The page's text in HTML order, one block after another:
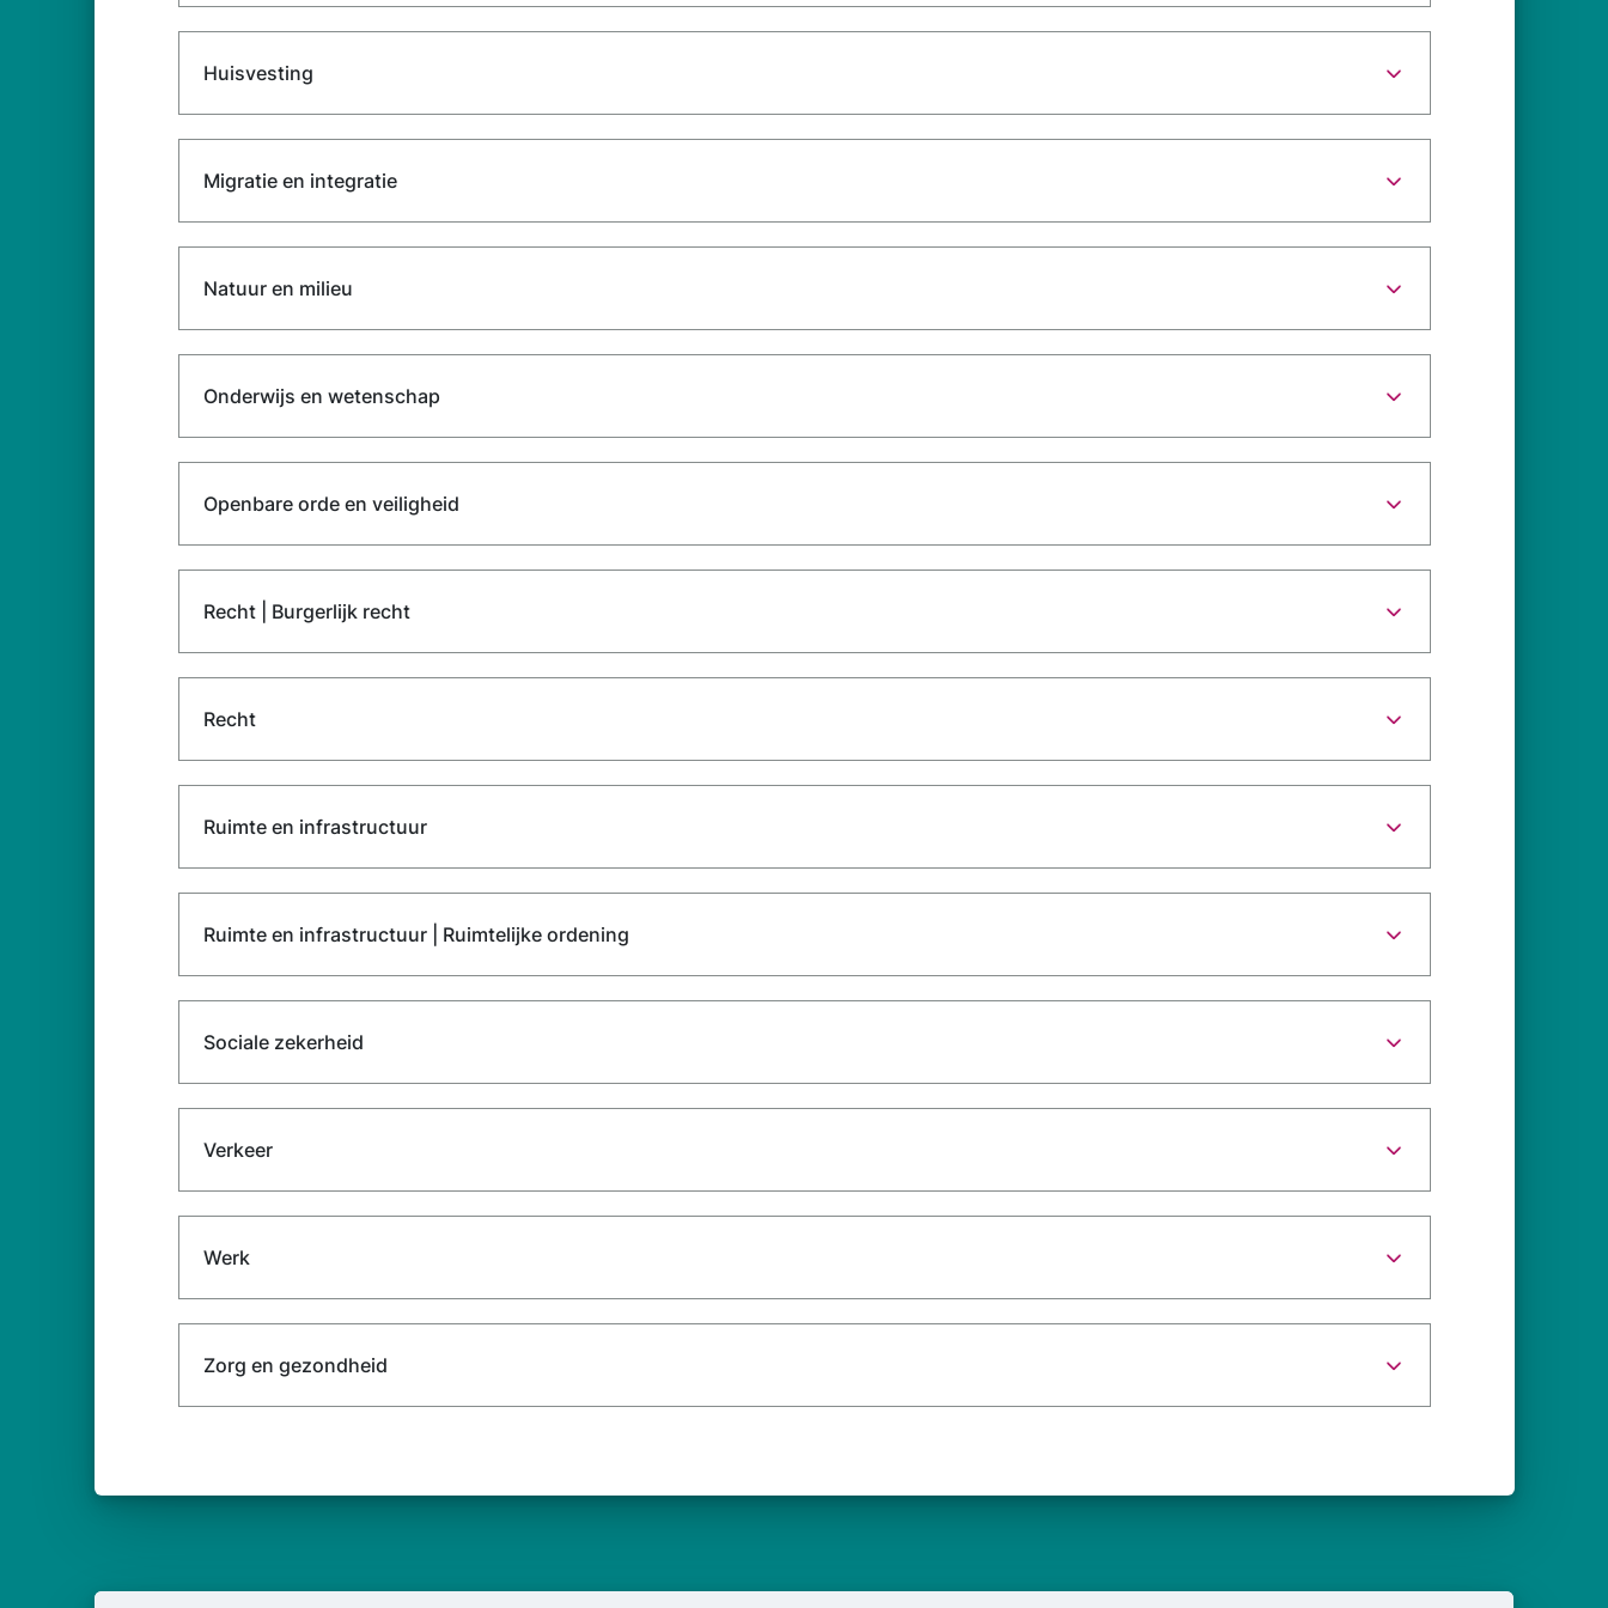
Huisvesting
Migratie en integratie
Natuur en milieu
Onderwijs en wetenschap
Openbare orde en veiligheid
Recht | Burgerlijk recht
Recht
Ruimte en infrastructuur
Ruimte en infrastructuur | Ruimtelijke ordening
Sociale zekerheid
Verkeer
Werk
Zorg en gezondheid